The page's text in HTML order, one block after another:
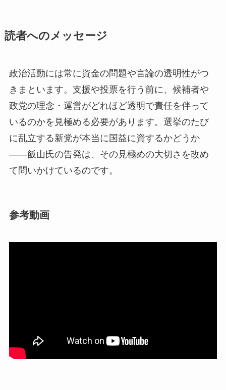
読者へのメッセージ
政治活動には常に資金の問題や言論の透明性がつ
きまといます。支援や投票を行う前に、候補者や
政党の理念・運営がどれほど透明で責任を伴って
いるのかを見極める必要があります。選挙のたび
に乱立する新党が本当に国益に資するかどうか
――飯山氏の告発は、その見極めの大切さを改め
て問いかけているのです。
参考動画